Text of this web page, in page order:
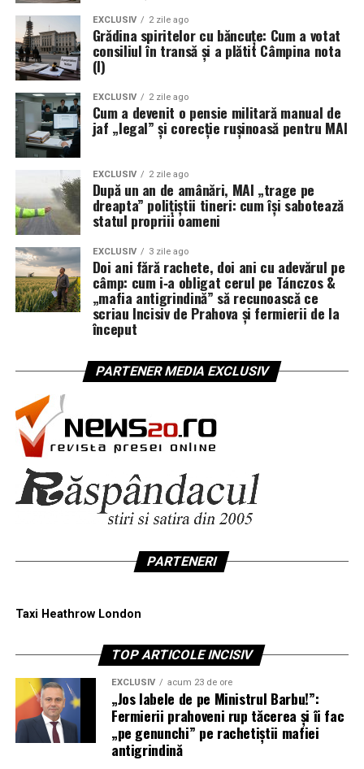
EXCLUSIV 2 zile ago
Grădina spiritelor cu băncuțe: Cum a votat
consiliul în transă și a plătit Câmpina nota
(I)
EXCLUSIV 2 zile ago
Cum a devenit o pensie militară manual de
jaf „legal” și corecție rușinoasă pentru MAI
EXCLUSIV 2 zile ago
După un an de amânări, MAI „trage pe
dreapta” polițiștii tineri: cum își sabotează
statul propriii oameni
EXCLUSIV 3 zile ago
Doi ani fără rachete, doi ani cu adevărul pe
câmp: cum i‑a obligat cerul pe Tánczos &
„mafia antigrindină” să recunoască ce
scriau Incisiv de Prahova și fermierii de la
început
PARTENER MEDIA EXCLUSIV
PARTENERI
Taxi Heathrow London
TOP ARTICOLE INCISIV
EXCLUSIV acum 23 de ore
„Jos labele de pe Ministrul Barbu!”:
Fermierii prahoveni rup tăcerea și îi fac
„pe genunchi” pe rachetiștii mafiei
antigrindină